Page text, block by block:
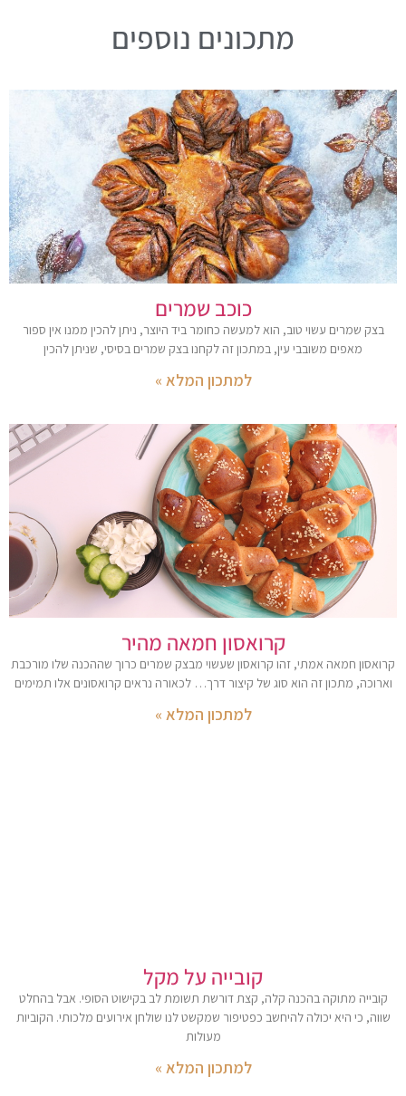
מתכונים נוספים
כוכב שמרים
בצק שמרים עשוי טוב, הוא למעשה כחומר ביד היוצר, ניתן להכין ממנו אין ספור
מאפים משובבי עין, במתכון זה לקחנו בצק שמרים בסיסי, שניתן להכין
למתכון המלא »
קרואסון חמאה מהיר
קרואסון חמאה אמתי, זהו קרואסון שעשוי מבצק שמרים כרוך שההכנה שלו מורכבת
וארוכה, מתכון זה הוא סוג של קיצור דרך… לכאורה נראים קרואסונים אלו תמימים
למתכון המלא »
קובייה על מקל
קובייה מתוקה בהכנה קלה, קצת דורשת תשומת לב בקישוט הסופי. אבל בהחלט
שווה, כי היא יכולה להיחשב כפטיפור שמקשט לנו שולחן אירועים מלכותי. הקוביות
מעולות
למתכון המלא »